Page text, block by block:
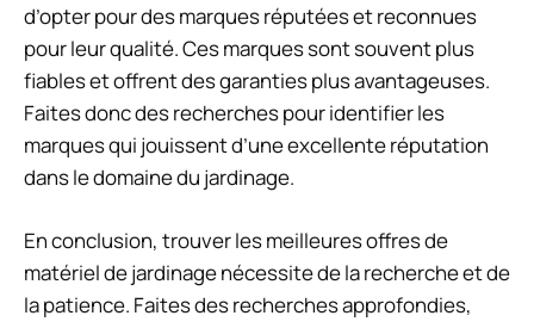
d’opter pour des marques réputées et reconnues
pour leur qualité. Ces marques sont souvent plus
fiables et offrent des garanties plus avantageuses.
Faites donc des recherches pour identifier les
marques qui jouissent d’une excellente réputation
dans le domaine du jardinage.
En conclusion, trouver les meilleures offres de
matériel de jardinage nécessite de la recherche et de
la patience. Faites des recherches approfondies,